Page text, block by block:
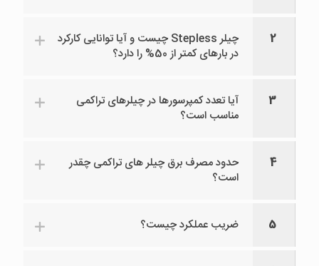
2
چیلر Stepless چیست و آیا توانایی کارکرد
در بارهای کمتر از 50% را دارد؟
3
آیا تعدد کمپرسورها در چیلرهای تراکمی
مناسب است؟
4
حدود مصرف برق چیلر های تراکمی چقدر
است؟
5 ضریب عملکرد چیست؟